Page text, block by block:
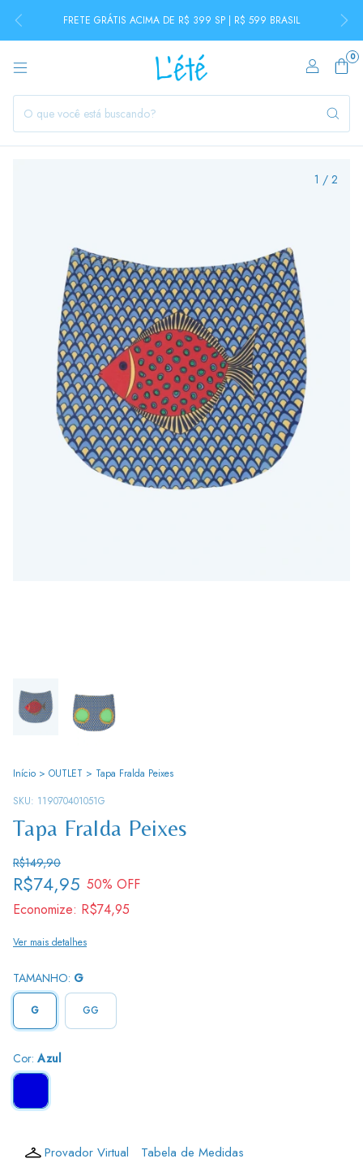
FRETE GRÁTIS ACIMA DE R$ 399 SP | R$ 599 BRASIL
0
1 / 2
Início > OUTLET > Tapa Fralda Peixes
SKU: 119070401051G
Tapa Fralda Peixes
R$149,90
R$74,95 50% OFF
Economize: R$74,95
Ver mais detalhes
TAMANHO: G
G GG
Cor: Azul
Provador Virtual Tabela de Medidas